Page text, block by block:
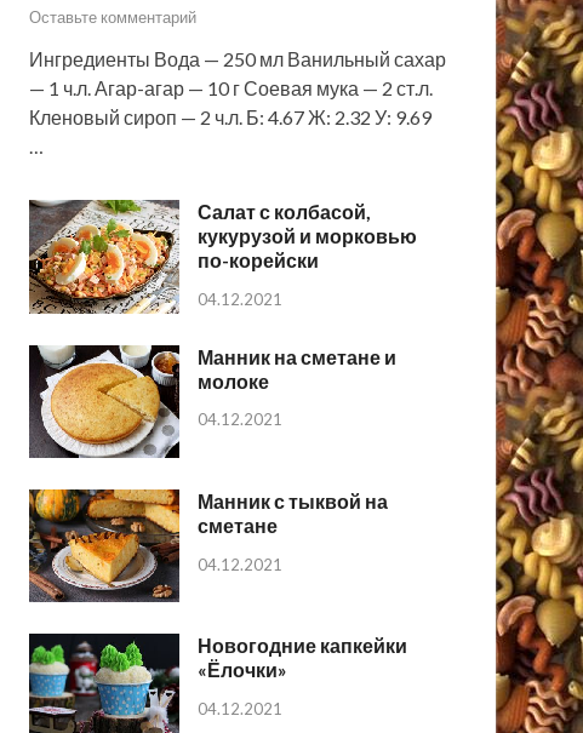
Оставьте комментарий
Ингредиенты Вода — 250 мл Ванильный сахар
— 1 ч.л. Агар-агар — 10 г Соевая мука — 2 ст.л.
Кленовый сироп — 2 ч.л. Б: 4.67 Ж: 2.32 У: 9.69
…
Салат с колбасой,
кукурузой и морковью
по-корейски
04.12.2021
Манник на сметане и
молоке
04.12.2021
Манник с тыквой на
сметане
04.12.2021
Новогодние капкейки
«Ёлочки»
04.12.2021